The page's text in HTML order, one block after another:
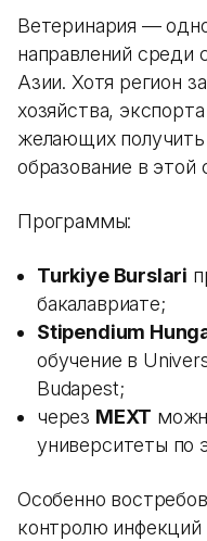
Ветеринария —
направлений среди
Азии. Хотя регион
хозяйства,
желающих
образование в этой
Программы:
Turkiye Burslari
бакалавриате;
Stipendium
обучение в
Budapest;
через MEXT
университеты по
Особенно
контролю